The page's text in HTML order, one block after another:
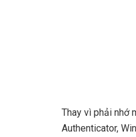
Thay vì phải nhớ
Authenticator,